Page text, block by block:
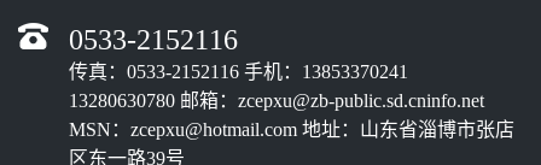
0533-2152116
传真：0533-2152116 手机：13853370241
13280630780 邮箱：zcepxu@zb-public.sd.cninfo.net
MSN：zcepxu@hotmail.com 地址：山东省淄博市张店
区东一路39号